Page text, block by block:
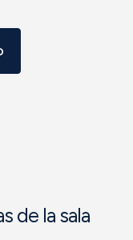
de la sala